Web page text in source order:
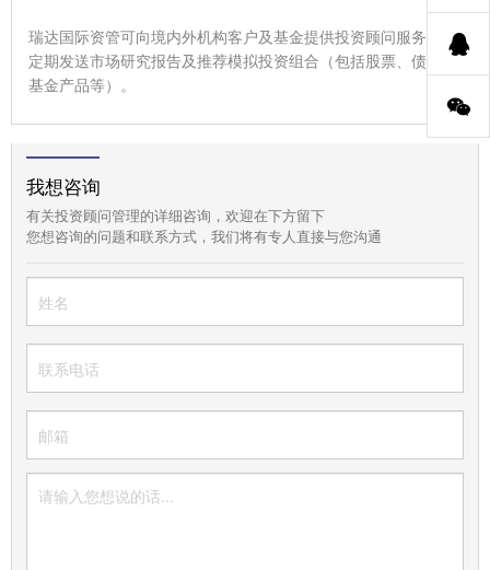
瑞达国际资管可向境内外机构客户及基金提供投资顾问服务，并
定期发送市场研究报告及推荐模拟投资组合（包括股票、债券及
基金产品等）。
我想咨询
有关投资顾问管理的详细咨询，欢迎在下方留下
您想咨询的问题和联系方式，我们将有专人直接与您沟通